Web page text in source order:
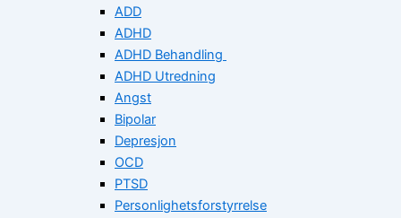
ADD
ADHD
ADHD Behandling
ADHD Utredning
Angst
Bipolar
Depresjon
OCD
PTSD
Personlighetsforstyrrelse